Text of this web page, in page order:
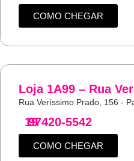
COMO CHEGAR
Loja 1A99 – Rua
Rua Veríssimo Prado, 156 -
19
97420-5542
COMO CHEGAR